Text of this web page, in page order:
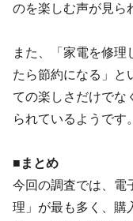
のを楽しむ声が見ら
また、「家電を修理
たら節約になる」と
ての楽しさだけでな
られているようです。
■まとめ
今回の調査では、電
理」が最も多く、購